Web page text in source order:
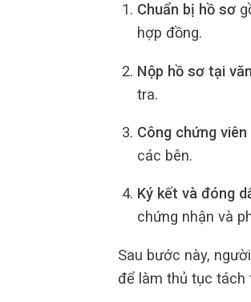
Chuẩn bị hồ sơ
hợp đồng.
Nộp hồ sơ tại
tra.
Công chứng
các bên.
Ký kết và đóng
chứng nhận và
Sau bước này,
để làm thủ tục tách